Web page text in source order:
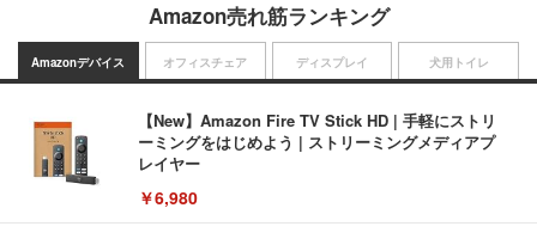
Amazon売れ筋ランキング
Amazonデバイス
【New】Amazon Fire TV Stick HD | 手軽にストリ
ーミングをはじめよう | ストリーミングメディアプ
レイヤー
￥6,980
オフィスチェア ディスプレイ 犬用トイレ